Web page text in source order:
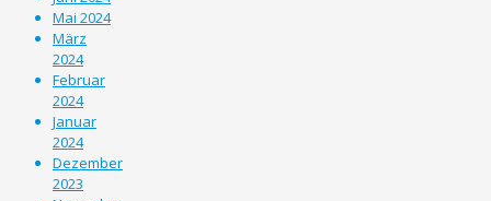
Mai 2024
März
2024
Februar
2024
Januar
2024
Dezember
2023